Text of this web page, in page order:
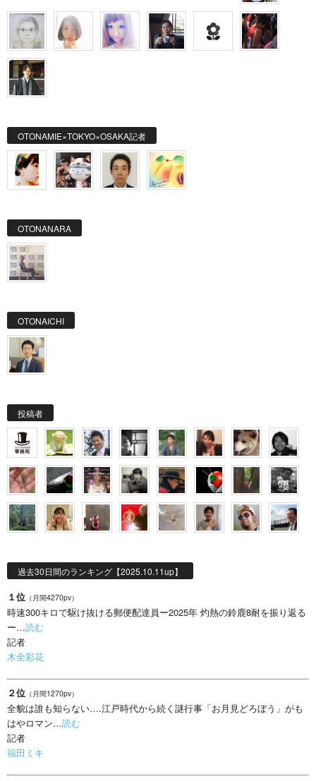
OTONAMIE×TOKYO×OSAKA記者
OTONANARA
OTONAICHI
投稿者
過去30日間のランキング【2025.10.11up】
１位 （月間4270pv）
時速300キロで駆け抜ける郵便配達員ー2025年 灼熱の鈴鹿8耐を振り返る
ー…読む
記者
木全彩花
２位 （月間1270pv）
全貌は誰も知らない….江戸時代から続く謎行事「お月見どろぼう」がも
はやロマン…読む
記者
福田ミキ